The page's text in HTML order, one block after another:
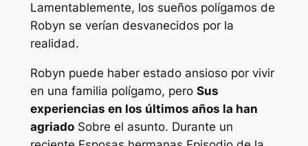
Lamentablemente, los sueños polígamos de
Robyn se verían desvanecidos por la
realidad.
Robyn puede haber estado ansioso por vivir
en una familia polígamo, pero Sus
experiencias en los últimos años la han
agriadoSobre el asunto. Durante un